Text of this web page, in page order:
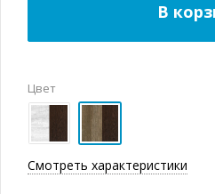
Цвет
Смотреть характеристики
В